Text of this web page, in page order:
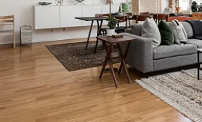
La Décoration Selon Votre Signe
Les Trouvailles Déco Du Jour
Loft
Maison Appartement Écologique
Maison Container/container House
Maison Et Appartement Vintage
On
Petite Surface
Piscine Question De